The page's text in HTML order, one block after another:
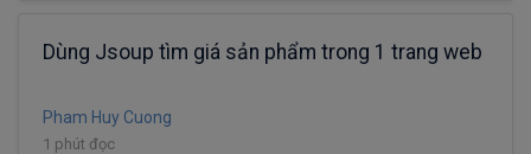
Dùng Jsoup tìm giá sản phẩm trong 1 trang web
Pham Huy Cuong
1 phút đọc